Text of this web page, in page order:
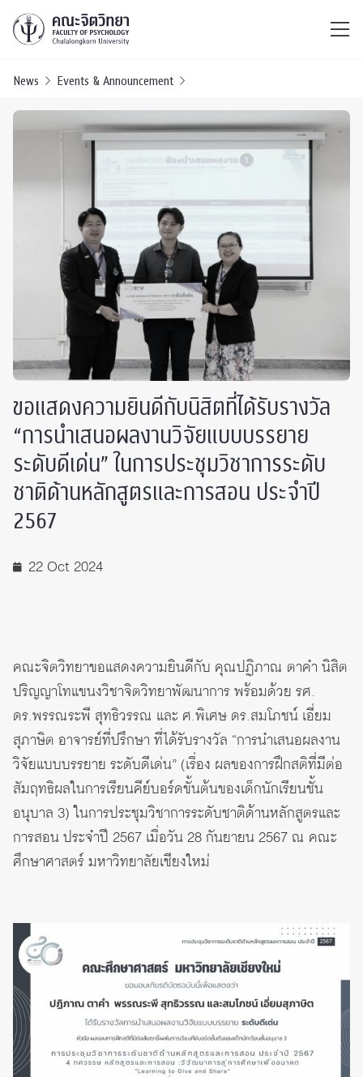
News Events & Announcement
ขอแสดงความยินดีกับนิสิตที่ได้รับรางวัล
“การนำเสนอผลงานวิจัยแบบบรรยาย
ระดับดีเด่น” ในการประชุมวิชาการระดับ
ชาติด้านหลักสูตรและการสอน ประจำปี
2567
22 Oct 2024
คณะจิตวิทยาขอแสดงความยินดีกับ คุณปฏิภาณ ตาคำ นิสิต
ปริญญาโทแขนงวิชาจิตวิทยาพัฒนาการ พร้อมด้วย รศ.
ดร.พรรณระพี สุทธิวรรณ และ ศ.พิเศษ ดร.สมโภชน์ เอี่ยม
สุภาษิต อาจารย์ที่ปรึกษา ที่ได้รับรางวัล “การนำเสนอผลงาน
วิจัยแบบบรรยาย ระดับดีเด่น” (เรื่อง ผลของการฝึกสติที่มีต่อ
สัมฤทธิผลในการเรียนคีย์บอร์ดขั้นต้นของเด็กนักเรียนชั้น
อนุบาล 3) ในการประชุมวิชาการระดับชาติด้านหลักสูตรและ
การสอน ประจำปี 2567 เมื่อวัน 28 กันยายน 2567 ณ คณะ
ศึกษาศาสตร์ มหาวิทยาลัยเชียงใหม่